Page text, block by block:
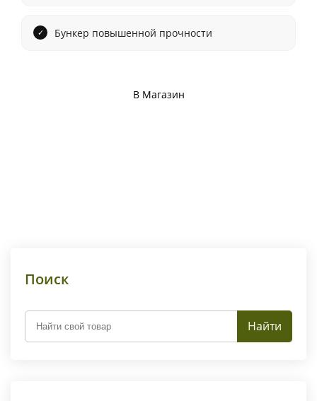
Бункер повышенной прочности
В Магазин
Поиск
Найти